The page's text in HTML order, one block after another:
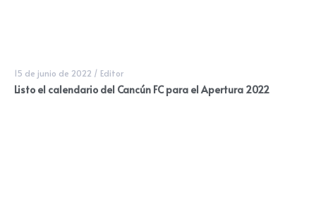
15 de junio de 2022 / Editor
Listo el calendario del Cancún FC para el Apertura 2022